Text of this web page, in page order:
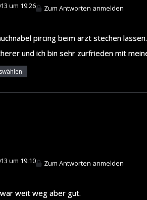
um 19:26 Zum Antworten anmelden
pircing beim arzt stechen
und ich bin sehr zurfrieden mit
um 19:10 Zum Antworten anmelden
weit weg aber gut.